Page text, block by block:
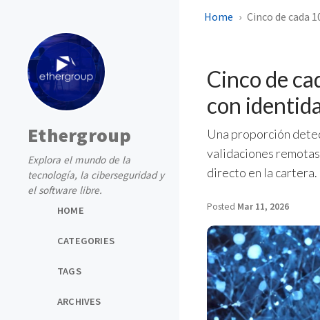
Ethergroup
Explora el mundo de la
tecnología, la ciberseguridad y
el software libre.
HOME
CATEGORIES
TAGS
ARCHIVES
Home Cinco de cada
Cinco de
con
Una proporción
validaciones
directo en la cartera.
Posted Mar 11, 2026